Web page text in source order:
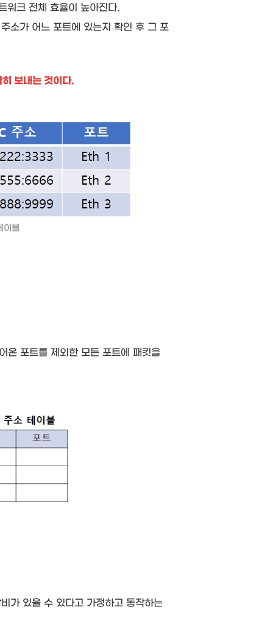
워크 전체 효율이 높아진다.
소가 어느 포트에 있는지 확인 후 그 포
보내는 것이다.
이블
온 포트를 제외한 모든 포트에 패킷을
가 있을 수 있다고 가정하고 동작하는